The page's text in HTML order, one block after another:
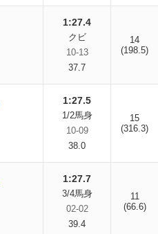
1:27.4
クビ
10-13
37.7
14
(198.5)
1:27.5
1/2馬身
10-09
38.0
15
(316.3)
1:27.7
3/4馬身
02-02
39.4
11
(66.6)